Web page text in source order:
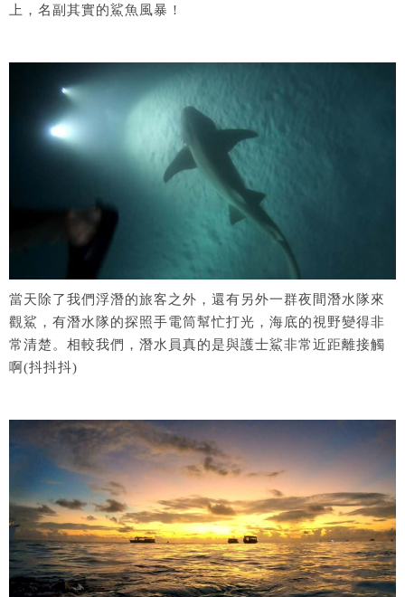
上，名副其實的鯊魚風暴 !
當天除了我們浮潛的旅客之外，還有另外一群夜間潛水隊來
觀鯊，有潛水隊的探照手電筒幫忙打光，海底的視野變得非
常清楚。相較我們，潛水員真的是與護士鯊非常近距離接觸
啊(抖抖抖)